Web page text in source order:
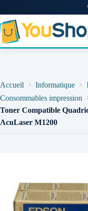
Passer
au
contenu
Accueil Informatique
Consommables impression
Toner Compatible
AcuLaser M1200